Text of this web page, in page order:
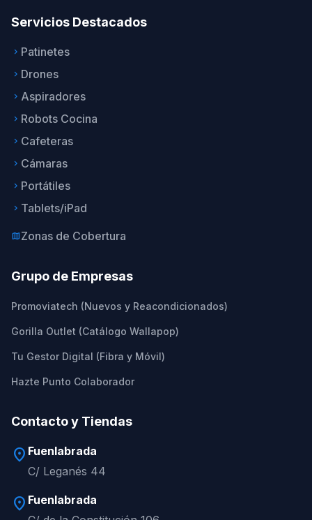
Servicios Destacados
keyboard_arrow_right Patinetes
keyboard_arrow_right Drones
keyboard_arrow_right Aspiradores
keyboard_arrow_right Robots Cocina
keyboard_arrow_right Cafeteras
keyboard_arrow_right Cámaras
keyboard_arrow_right Portátiles
keyboard_arrow_right Tablets/iPad
mapZonas de Cobertura
Grupo de Empresas
Promoviatech (Nuevos y Reacondicionados)
Gorilla Outlet (Catálogo Wallapop)
Tu Gestor Digital (Fibra y Móvil)
Hazte Punto Colaborador
Contacto y Tiendas
location_on Fuenlabrada
C/ Leganés 44
location_on Fuenlabrada